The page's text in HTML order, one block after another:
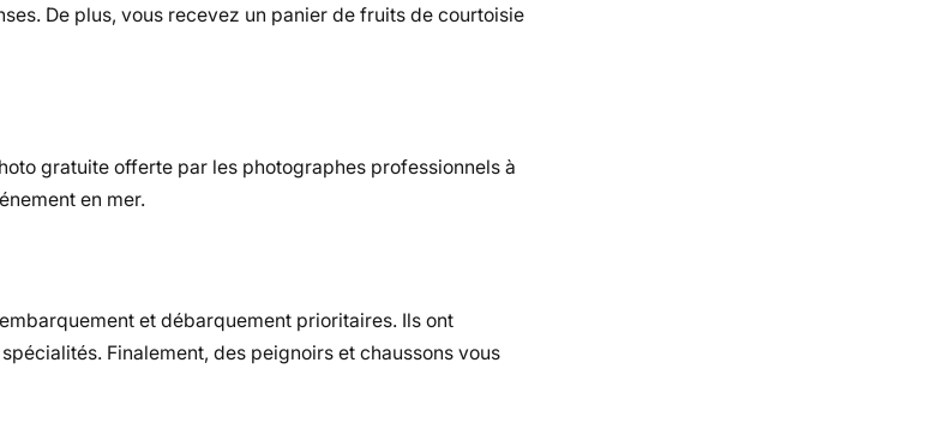
De plus, vous recevez un panier de fruits de courtoisie
gratuite offerte par les photographes professionnels à
en mer.
et débarquement prioritaires. Ils ont
Finalement, des peignoirs et chaussons vous